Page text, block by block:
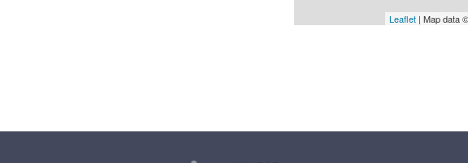
Leaflet | Map data ©